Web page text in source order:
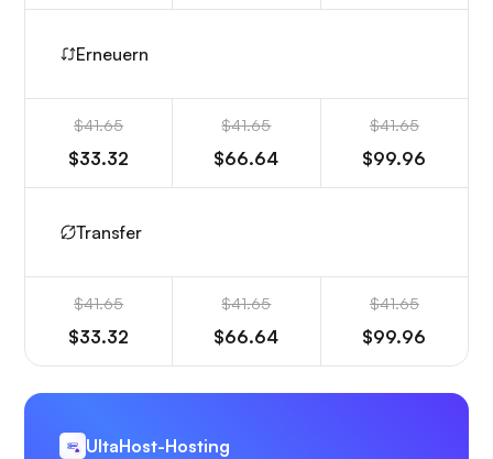
Erneuern
$41.65
$33.32
$41.65
$66.64
$41.65
$99.96
Transfer
$41.65
$33.32
$41.65
$66.64
$41.65
$99.96
UltaHost-Hosting